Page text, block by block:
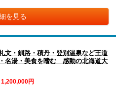
を見る
文・釧路・積丹・登別温泉など王道
名湯・美食を嗜む 感動の北海道大
円